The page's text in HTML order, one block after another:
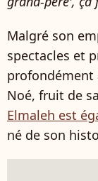
Malgré son
spectacles et
profondément
Noé, fruit de
Elmaleh est
né de son